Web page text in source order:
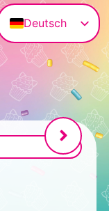
Deutsch
English (UK)
Magyar
Français
Polski
Italiano